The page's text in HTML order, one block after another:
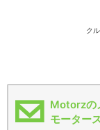
ク
Motorzの
モーター